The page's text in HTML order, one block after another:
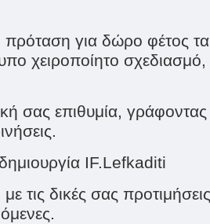
πρόταση για δώρο φέτος τα
χειροποίητο σχεδιασμό,
σας επιθυμία,
IF.Lefkaditi
τις δικές σας